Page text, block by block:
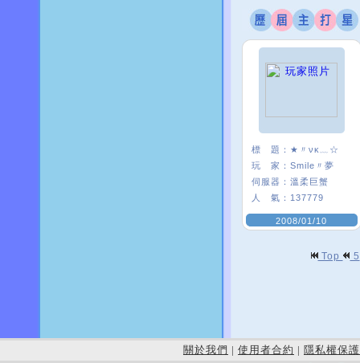
標 題： ★〃νκ﹏☆
玩 家： Smile〃夢
伺服器： 溫柔巨蟹
人 氣： 137779
2008/01/10
Top 5
關於我們 | 使用者合約 | 隱私權保護